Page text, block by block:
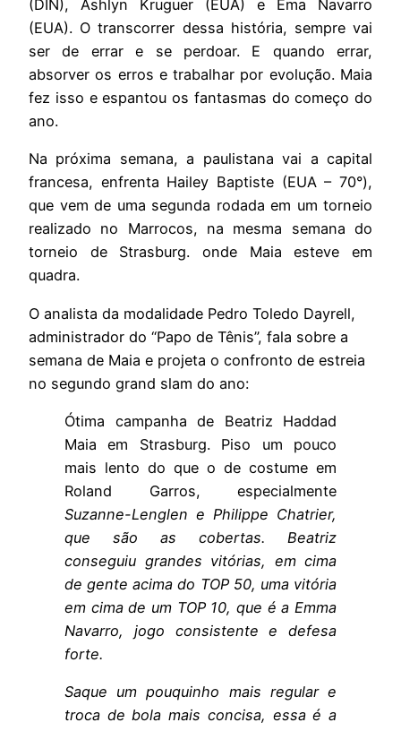
(DIN), Ashlyn Kruguer (EUA) e Ema Navarro
(EUA). O transcorrer dessa história, sempre vai
ser de errar e se perdoar. E quando errar,
absorver os erros e trabalhar por evolução. Maia
fez isso e espantou os fantasmas do começo do
ano.
Na próxima semana, a paulistana vai a capital
francesa, enfrenta Hailey Baptiste (EUA – 70°),
que vem de uma segunda rodada em um torneio
realizado no Marrocos, na mesma semana do
torneio de Strasburg. onde Maia esteve em
quadra.
O analista da modalidade Pedro Toledo Dayrell,
administrador do “Papo de Tênis”, fala sobre a
semana de Maia e projeta o confronto de estreia
no segundo grand slam do ano:
Ótima campanha de Beatriz Haddad
Maia em Strasburg. Piso um pouco
mais lento do que o de costume em
Roland Garros, especialmente
Suzanne-Lenglen e Philippe Chatrier,
que são as cobertas. Beatriz
conseguiu grandes vitórias, em cima
de gente acima do TOP 50, uma vitória
em cima de um TOP 10, que é a Emma
Navarro, jogo consistente e defesa
forte.
Saque um pouquinho mais regular e
troca de bola mais concisa, essa é a